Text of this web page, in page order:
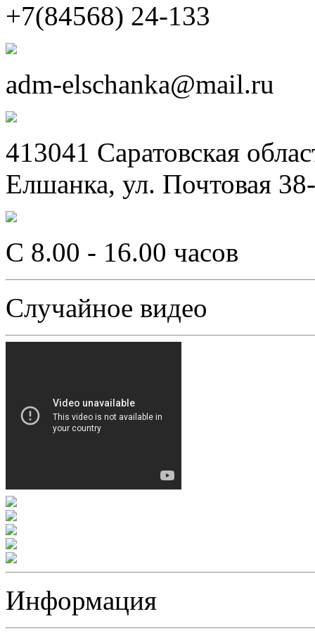
+7(84568) 24-133
adm-elschanka@mail.ru
413041 Саратовская
Елшанка, ул. Почтовая
C 8.00 - 16.00 часов
Случайное видео
Информация